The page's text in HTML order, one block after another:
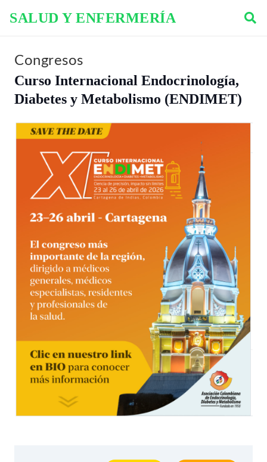
SALUD Y ENFERMERÍA
Congresos
Curso Internacional Endocrinología,
Diabetes y Metabolismo (ENDIMET)